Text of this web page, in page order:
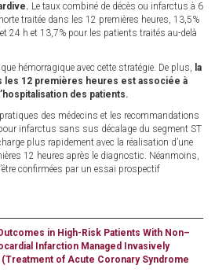
Le taux combiné de décès ou infarctus à 6
traitée dans les 12 premières heures, 13,5%
24 h et 13,7% pour les patients traités au-delà
hémorragique avec cette stratégie. De plus, la
les 12 premières heures est associée à
des patients.
des médecins et les recommandations
infarctus sans sus décalage du segment ST
plus rapidement avec la réalisation d’une
12 heures après le diagnostic. Néanmoins,
confirmées par un essai prospectif
in High-Risk Patients With Non–
Infarction Managed Invasively
(Treatment of Acute Coronary Syndrome